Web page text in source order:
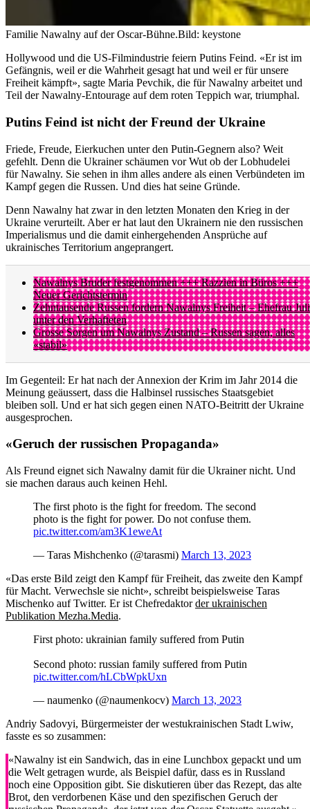
Familie Nawalny auf der Oscar-Bühne.Bild: keystone
Hollywood und die US-Filmindustrie feiern Putins Feind. «Er ist im
Gefängnis, weil er die Wahrheit gesagt hat und weil er für unsere
Freiheit kämpft», sagte Maria Pevchik, die für Nawalny arbeitet und
Teil der Nawalny-Entourage auf dem roten Teppich war, triumphal.
Putins Feind ist nicht der Freund der Ukraine
Friede, Freude, Eierkuchen unter den Putin-Gegnern also? Weit
gefehlt. Denn die Ukrainer schäumen vor Wut ob der Lobhudelei
für Nawalny. Sie sehen in ihm alles andere als einen Verbündeten im
Kampf gegen die Russen. Und dies hat seine Gründe.
Denn Nawalny hat zwar in den letzten Monaten den Krieg in der
Ukraine verurteilt. Aber er hat laut den Ukrainern nie den russischen
Imperialismus und die damit einhergehenden Ansprüche auf
ukrainisches Territorium angeprangert.
Nawalnys Bruder festgenommen +++ Razzien in Büros +++
Neuer Gerichtstermin
Zehntausende Russen fordern Nawalnys Freiheit – Ehefrau
unter den Verhafteten
Grosse Sorgen um Nawalnys Zustand – Russen sagen, alles
«stabil»
Im Gegenteil: Er hat nach der Annexion der Krim im Jahr 2014 die
Meinung geäussert, dass die Halbinsel russisches Staatsgebiet
bleiben soll. Und er hat sich gegen einen NATO-Beitritt der Ukraine
ausgesprochen.
«Geruch der russischen Propaganda»
Als Freund eignet sich Nawalny damit für die Ukrainer nicht. Und
sie machen daraus auch keinen Hehl.
The first photo is the fight for freedom. The second
photo is the fight for power. Do not confuse them.
pic.twitter.com/am3K1eweAt
— Taras Mishchenko (@tarasmi) March 13, 2023
«Das erste Bild zeigt den Kampf für Freiheit, das zweite den Kampf
für Macht. Verwechsle sie nicht», schreibt beispielsweise Taras
Mischenko auf Twitter. Er ist Chefredaktorder ukrainischen
Publikation Mezha.Media.
First photo: ukrainian family suffered from Putin
Second photo: russian family suffered from Putin
pic.twitter.com/hLCbWpkUxn
— naumenko (@naumenkocv) March 13, 2023
Andriy Sadovyi, Bürgermeister der westukrainischen Stadt Lwiw,
fasste es so zusammen:
«Nawalny ist ein Sandwich, das in eine Lunchbox gepackt und um
die Welt getragen wurde, als Beispiel dafür, dass es in Russland
noch eine Opposition gibt. Sie diskutieren über das Rezept, das alte
Brot, den verdorbenen Käse und den spezifischen Geruch der